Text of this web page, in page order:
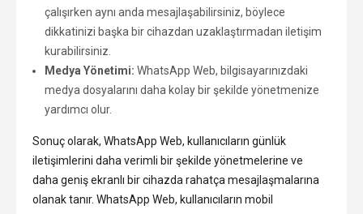
çalışırken aynı anda mesajlaşabilirsiniz, böylece
dikkatinizi başka bir cihazdan uzaklaştırmadan iletişim
kurabilirsiniz.
Medya Yönetimi: WhatsApp Web, bilgisayarınızdaki
medya dosyalarını daha kolay bir şekilde yönetmenize
yardımcı olur.
Sonuç olarak, WhatsApp Web, kullanıcıların günlük
iletişimlerini daha verimli bir şekilde yönetmelerine ve
daha geniş ekranlı bir cihazda rahatça mesajlaşmalarına
olanak tanır. WhatsApp Web, kullanıcıların mobil